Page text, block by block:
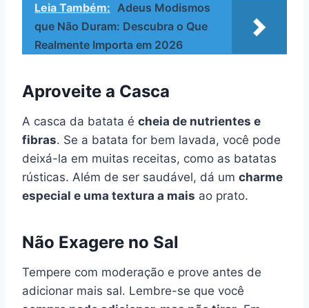
Leia Também: Adeus Modismos
que Não Duram: Descubra o Que
Realmente Importa em 2026
Aproveite a Casca
A casca da batata é cheia de nutrientes e
fibras. Se a batata for bem lavada, você pode
deixá-la em muitas receitas, como as batatas
rústicas. Além de ser saudável, dá um charme
especial e uma textura a mais ao prato.
Não Exagere no Sal
Tempere com moderação e prove antes de
adicionar mais sal. Lembre-se que você